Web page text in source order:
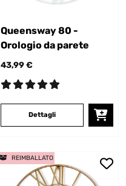
Queensway 80 -
Orologio da parete
43,99 €
Dettagli
REIMBALLATO